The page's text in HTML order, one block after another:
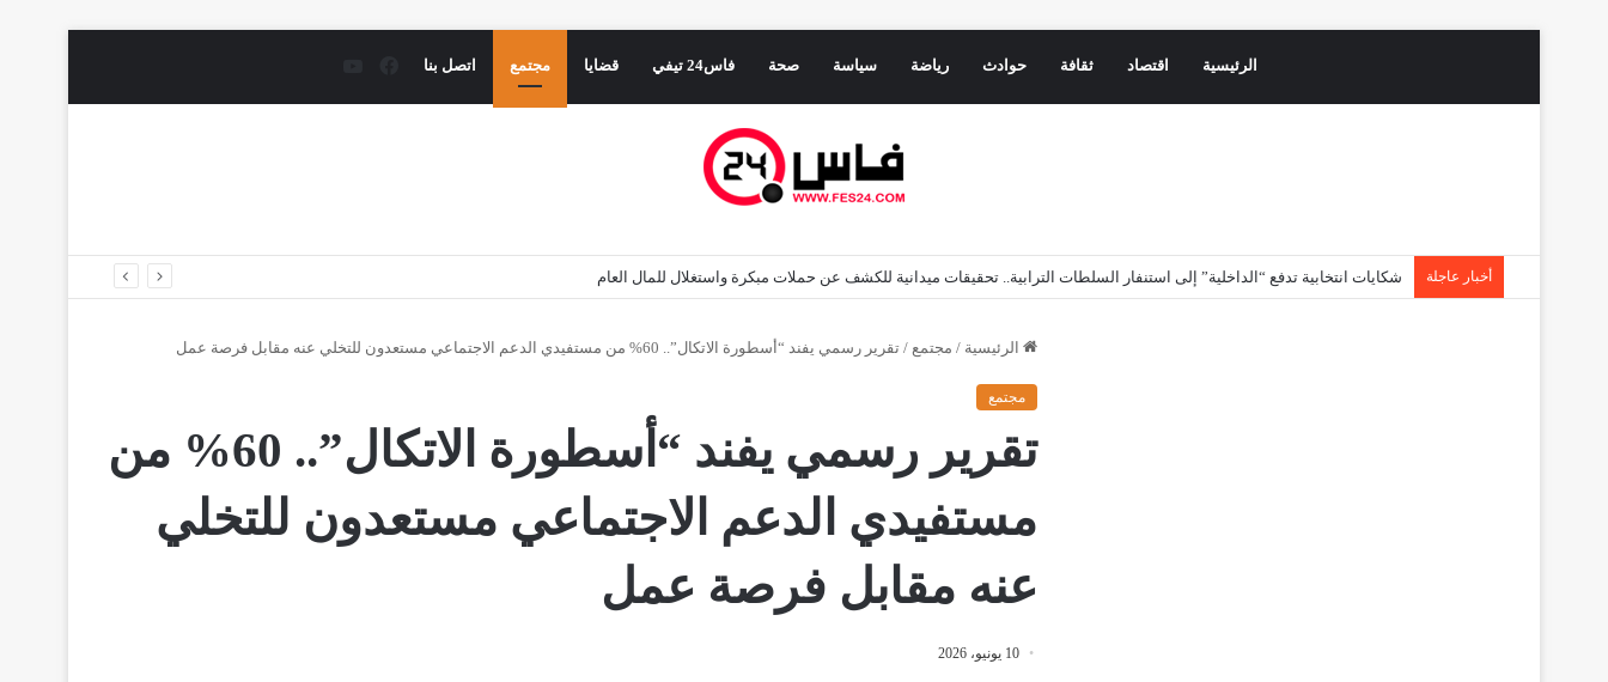
الرئيسية اقتصاد ثقافة حوادث رياضة سياسة صحة فاس24 تيفي قضايا مجتمع اتصل بنا
أخبار عاجلة فاس تحتفي بـ”تاج” السياحة العالمية.. استثمارات ضخمة وتراث يعانق المستقبل في أفق 2030
الرئيسية / مجتمع / تقرير رسمي يفند “أسطورة الاتكال”.. 60% من مستفيدي الدعم الاجتماعي مستعدون للتخلي عنه مقابل فرصة عمل
مجتمع
تقرير رسمي يفند “أسطورة الاتكال”.. 60% من
مستفيدي الدعم الاجتماعي مستعدون للتخلي
عنه مقابل فرصة عمل
10 يونيو، 2026